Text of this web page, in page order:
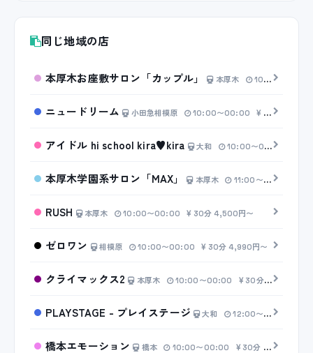
同じ地域の店
本厚木お座敷サロン「カップル」 本厚木 10:00〜00:00
ニュードリーム 小田急相模原 10:00〜00:00 20分 3,000円〜
アイドル hi school kira♥kira 大和 10:00〜00:00
本厚木学園系サロン「MAX」 本厚木 11:00〜23:00
RUSH 本厚木 10:00〜00:00 30分 4,500円〜
ゼロワン 相模原 10:00〜00:00 30分 4,990円〜
クライマックス2 本厚木 10:00〜00:00 30分 4,000円〜
PLAYSTAGE - プレイステージ 大和 12:00〜00:00
橋本エモーション 橋本 10:00〜00:00 30分 6,000円〜